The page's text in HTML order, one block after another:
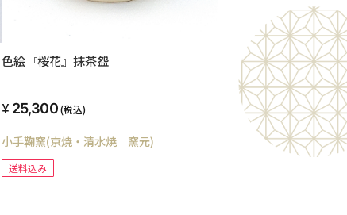
色絵『桜花』抹茶盌
25,300(税込)
小手鞠窯(京焼・清水焼 窯元)
送料込み